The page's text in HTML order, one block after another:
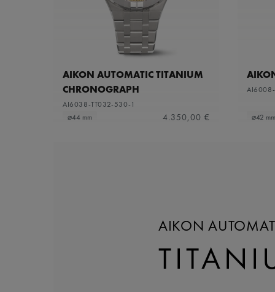
AIKON AUTOMATIC TITANIUM
CHRONOGRAPH
AI6038-TT032-530-1
⌀44 mm
4.350,00 € ⌀42 mm
AIKON